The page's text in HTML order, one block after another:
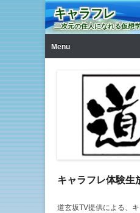
キャラフレ
二次元の住人になれる仮想
Menu
キャラフレ体験生
道玄坂TV提供による、